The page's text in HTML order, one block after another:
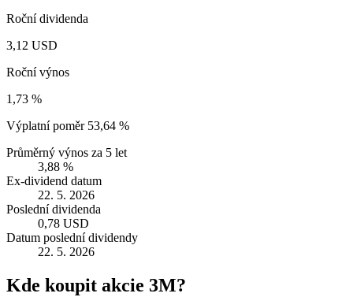
Roční dividenda
3,12 USD
Roční výnos
1,73 %
Výplatní poměr 53,64 %
Průměrný výnos za 5 let
3,88 %
Ex-dividend datum
22. 5. 2026
Poslední dividenda
0,78 USD
Datum poslední dividendy
22. 5. 2026
Kde koupit akcie 3M?